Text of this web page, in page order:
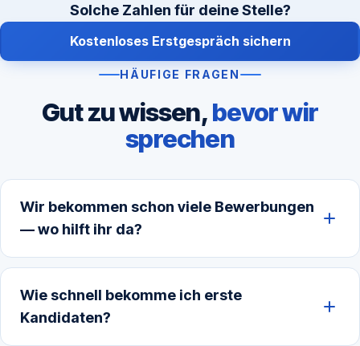
Solche Zahlen für deine Stelle?
Kostenloses Erstgespräch sichern
HÄUFIGE FRAGEN
Gut zu wissen,bevor wir
sprechen
Wir bekommen schon viele Bewerbungen
— wo hilft ihr da?
Wie schnell bekomme ich erste
Kandidaten?